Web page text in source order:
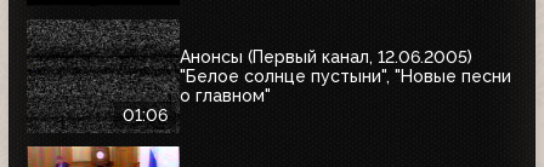
01:06
Анонсы (Первый канал, 12.06.2005)
"Белое солнце пустыни", "Новые песни
о главном"